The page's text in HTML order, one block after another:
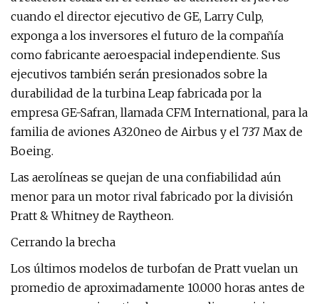
cuando el director ejecutivo de GE, Larry Culp,
exponga a los inversores el futuro de la compañía
como fabricante aeroespacial independiente. Sus
ejecutivos también serán presionados sobre la
durabilidad de la turbina Leap fabricada por la
empresa GE-Safran, llamada CFM International, para la
familia de aviones A320neo de Airbus y el 737 Max de
Boeing.
Las aerolíneas se quejan de una confiabilidad aún
menor para un motor rival fabricado por la división
Pratt & Whitney de Raytheon.
Cerrando la brecha
Los últimos modelos de turbofan de Pratt vuelan un
promedio de aproximadamente 10.000 horas antes de